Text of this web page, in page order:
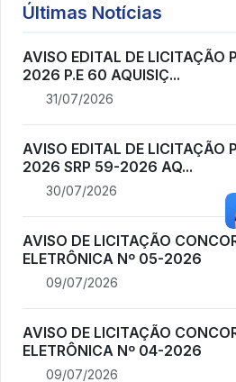
Últimas Notícias
AVISO EDITAL DE LICITAÇÃO
2026 P.E 60 AQUISIÇ...
31/07/2026
AVISO EDITAL DE LICITAÇÃO
2026 SRP 59-2026 AQ...
30/07/2026
AVISO DE LICITAÇÃO
ELETRÔNICA Nº 05-2026
09/07/2026
AVISO DE LICITAÇÃO
ELETRÔNICA Nº 04-2026
09/07/2026